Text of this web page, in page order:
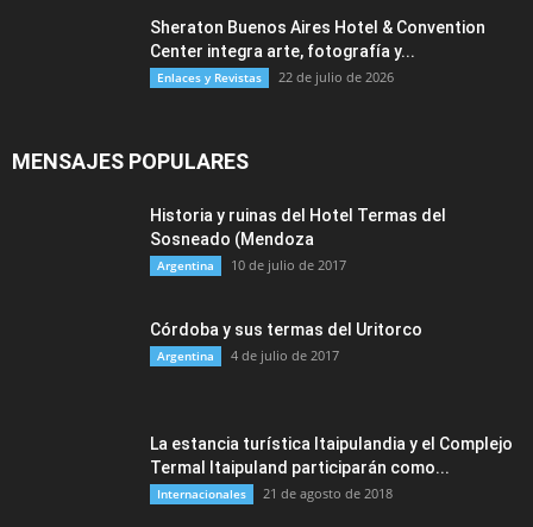
Sheraton Buenos Aires Hotel & Convention
Center integra arte, fotografía y...
Enlaces y Revistas 22 de julio de 2026
MENSAJES POPULARES
Historia y ruinas del Hotel Termas del
Sosneado (Mendoza
Argentina 10 de julio de 2017
Córdoba y sus termas del Uritorco
Argentina 4 de julio de 2017
La estancia turística Itaipulandia y el Complejo
Termal Itaipuland participarán como...
Internacionales 21 de agosto de 2018